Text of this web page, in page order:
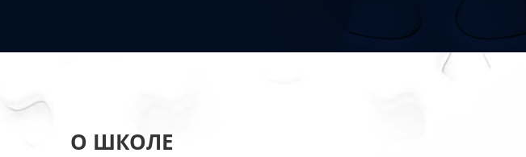
О ШКОЛЕ